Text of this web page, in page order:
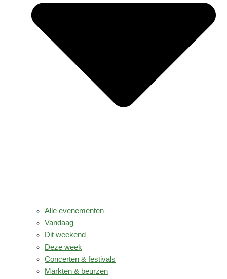
Alle evenementen
Vandaag
Dit weekend
Deze week
Concerten & festivals
Markten & beurzen